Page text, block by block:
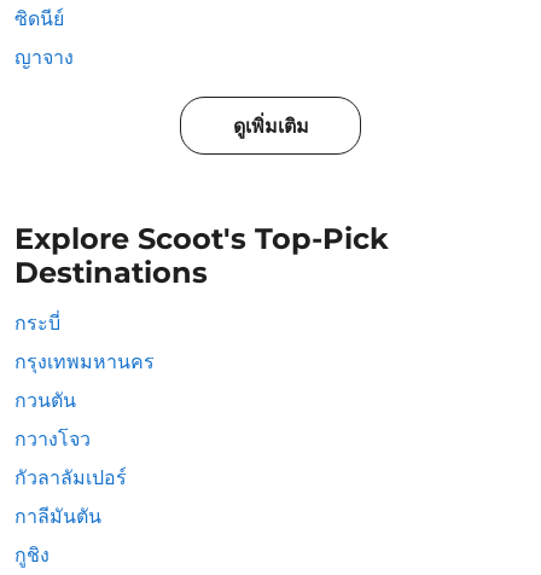
ซิดนีย์
ญาจาง
ดูเพิ่มเติม
Explore Scoot's Top-Pick
Destinations
กระบี่
กรุงเทพมหานคร
กวนตัน
กวางโจว
กัวลาลัมเปอร์
กาลีมันตัน
กูชิง